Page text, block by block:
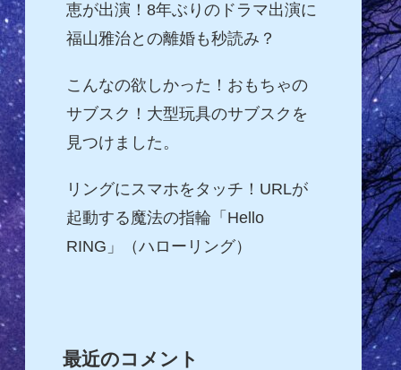
恵が出演！8年ぶりのドラマ出演に
福山雅治との離婚も秒読み？
こんなの欲しかった！おもちゃの
サブスク！大型玩具のサブスクを
見つけました。
リングにスマホをタッチ！URLが
起動する魔法の指輪「Hello
RING」（ハローリング）
最近のコメント